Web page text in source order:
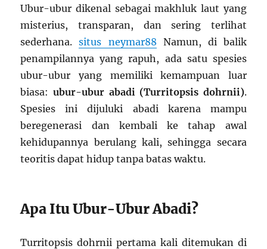
Ubur-ubur dikenal sebagai makhluk laut yang
misterius, transparan, dan sering terlihat
sederhana.situs neymar88 Namun, di balik
penampilannya yang rapuh, ada satu spesies
ubur-ubur yang memiliki kemampuan luar
biasa: ubur-ubur abadi (Turritopsis dohrnii).
Spesies ini dijuluki abadi karena mampu
beregenerasi dan kembali ke tahap awal
kehidupannya berulang kali, sehingga secara
teoritis dapat hidup tanpa batas waktu.
Apa Itu Ubur-Ubur Abadi?
Turritopsis dohrnii pertama kali ditemukan di